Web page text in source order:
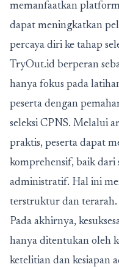
memanfaatkan
dapat meningkatkan
percaya diri ke tahap
TryOut.id berperan
hanya fokus pada
peserta dengan
seleksi CPNS. Melalui
praktis, peserta dapat
komprehensif, baik dari
administratif. Hal ini
terstruktur dan terarah.
Pada akhirnya,
hanya ditentukan oleh
ketelitian dan kesiapan